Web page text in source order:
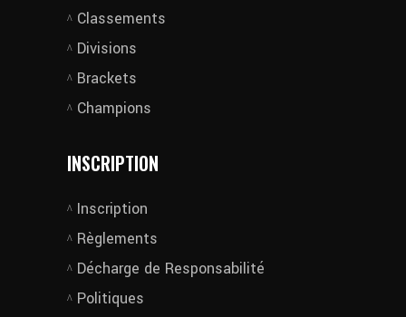
Classements
Divisions
Brackets
Champions
INSCRIPTION
Inscription
Règlements
Décharge de Responsabilité
Politiques